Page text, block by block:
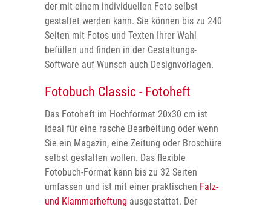
der mit einem individuellen Foto selbst
gestaltet werden kann. Sie können bis zu 240
Seiten mit Fotos und Texten Ihrer Wahl
befüllen und finden in der Gestaltungs-
Software auf Wunsch auch Designvorlagen.
Fotobuch Classic - Fotoheft
Das Fotoheft im Hochformat 20x30 cm ist
ideal für eine rasche Bearbeitung oder wenn
Sie ein Magazin, eine Zeitung oder Broschüre
selbst gestalten wollen. Das flexible
Fotobuch-Format kann bis zu 32 Seiten
umfassen und ist mit einer praktischen Falz-
und Klammerheftung ausgestattet. Der